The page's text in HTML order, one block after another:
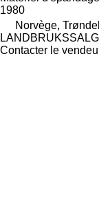
1980
Norvège,
Contacter le